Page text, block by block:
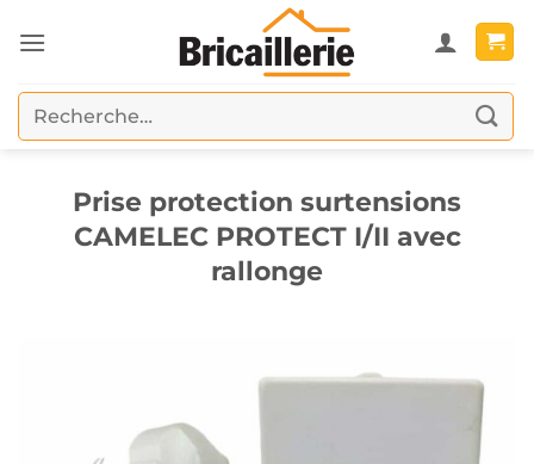
au
Recherche
pour :
Prise protection surtensions
CAMELEC PROTECT I/II avec
rallonge